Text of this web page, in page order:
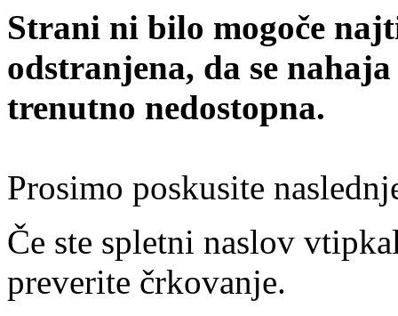
Strani ni bilo mogoče
odstranjena, da se
trenutno nedostopna.
Prosimo poskusite
Če ste spletni naslov
preverite črkovanje.